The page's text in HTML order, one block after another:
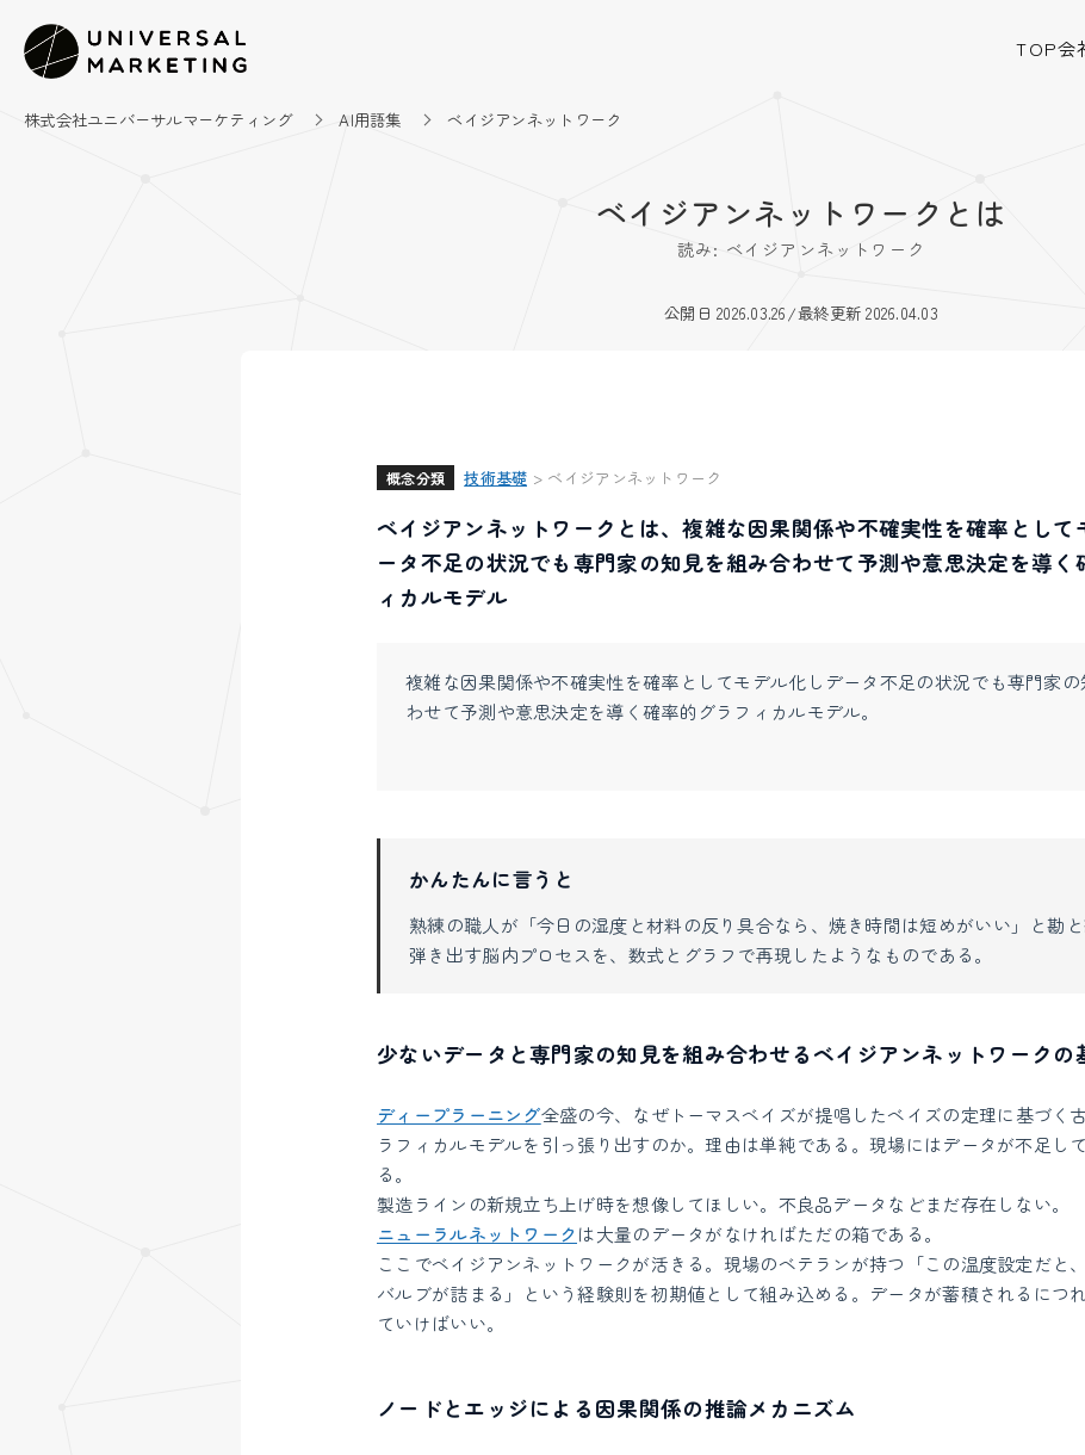
TOP会
株式会社ユニバーサルマーケティング AI用語集 ベイジアンネットワーク
ベイジアンネットワークとは
読み: ベイジアンネットワーク
公開日 2026.03.26/最終更新 2026.04.03
概念分類 技術基礎 > ベイジアンネットワーク
ベイジアンネットワークとは、複雑な因果関係や不確実性を確率として
ータ不足の状況でも専門家の知見を組み合わせて予測や意思決定を導く
ィカルモデル
複雑な因果関係や不確実性を確率としてモデル化しデータ不足の状況でも専門家
わせて予測や意思決定を導く確率的グラフィカルモデル。
かんたんに言うと
熟練の職人が「今日の湿度と材料の反り具合なら、焼き時間は短めがいい」と勘
弾き出す脳内プロセスを、数式とグラフで再現したようなものである。
少ないデータと専門家の知見を組み合わせるベイジアンネットワークの
ディープラーニング全盛の今、なぜトーマスベイズが提唱したベイズの定理に基づく
ラフィカルモデルを引っ張り出すのか。理由は単純である。現場にはデータが不足し
る。
製造ラインの新規立ち上げ時を想像してほしい。不良品データなどまだ存在しない。
ニューラルネットワークは大量のデータがなければただの箱である。
ここでベイジアンネットワークが活きる。現場のベテランが持つ「この温度設定だと
バルブが詰まる」という経験則を初期値として組み込める。データが蓄積されるにつ
ていけばいい。
ノードとエッジによる因果関係の推論メカニズム